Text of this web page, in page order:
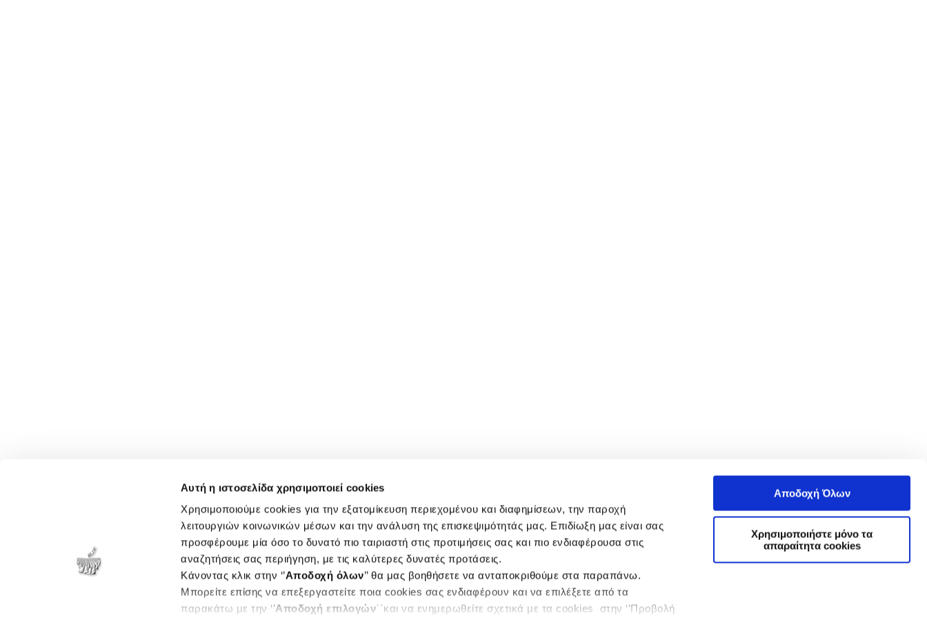
Αυτή η ιστοσελίδα χρησιμοποιεί cookies
Χρησιμοποιούμε cookies για την εξατομίκευση περιεχομένου και διαφημίσεων, την παροχή
λειτουργιών κοινωνικών μέσων και την ανάλυση της επισκεψιμότητάς μας. Επιδίωξη μας είναι σας
προσφέρουμε μία όσο το δυνατό πιο ταιριαστή στις προτιμήσεις σας και πιο ενδιαφέρουσα στις
αναζητήσεις σας περιήγηση, με τις καλύτερες δυνατές προτάσεις.
Κάνοντας κλικ στην ‘’Αποδοχή όλων’’ θα μας βοηθήσετε να ανταποκριθούμε στα παραπάνω.
Μπορείτε επίσης να επεξεργαστείτε ποια cookies σας ενδιαφέρουν και να επιλέξετε από τα
παρακάτω με την ‘’Αποδοχή επιλογών΄΄και να ενημερωθείτε σχετικά με τα cookies στην ‘’Προβολή
Αποδοχή Όλων
Χρησιμοποιήστε μόνο τα
απαραίτητα cookies